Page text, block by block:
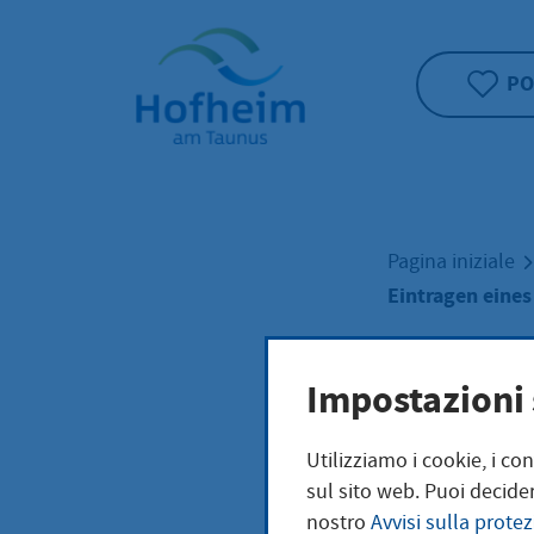
Home"
Pagina iniziale
Eintragen
Utilizziamo i cookie, i
sul sito web. Puoi
nostro Avvisi sulla